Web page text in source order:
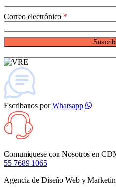
Correo electrónico
Escribanos porWhatsapp
Comuniquese con Nosotros en
55 7689 1065
Agencia de Diseño Web y